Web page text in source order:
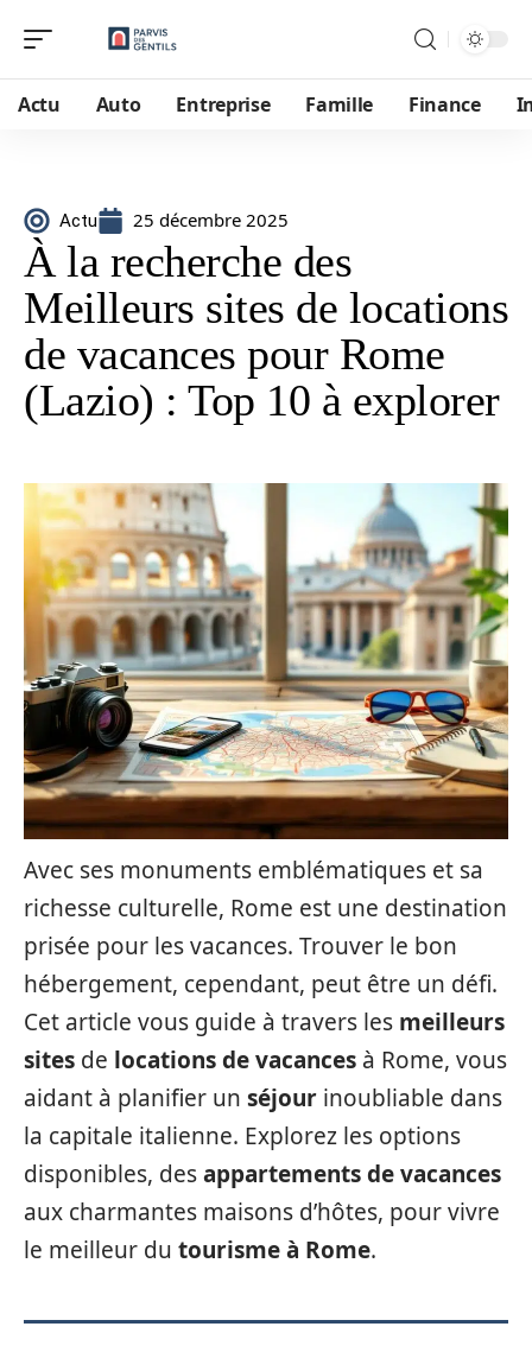
Actu Auto Entreprise Famille Finance
Actu 25 décembre 2025
À la recherche des
Meilleurs sites de locations
de vacances pour Rome
(Lazio) : Top 10 à explorer
Avec ses monuments emblématiques et sa
richesse culturelle, Rome est une destination
prisée pour les vacances. Trouver le bon
hébergement, cependant, peut être un défi.
Cet article vous guide à travers les meilleurs
sites de locations de vacances à Rome, vous
aidant à planifier un séjour inoubliable dans
la capitale italienne. Explorez les options
disponibles, desappartements de vacances
aux charmantes maisons d’hôtes, pour vivre
le meilleur du tourisme à Rome.